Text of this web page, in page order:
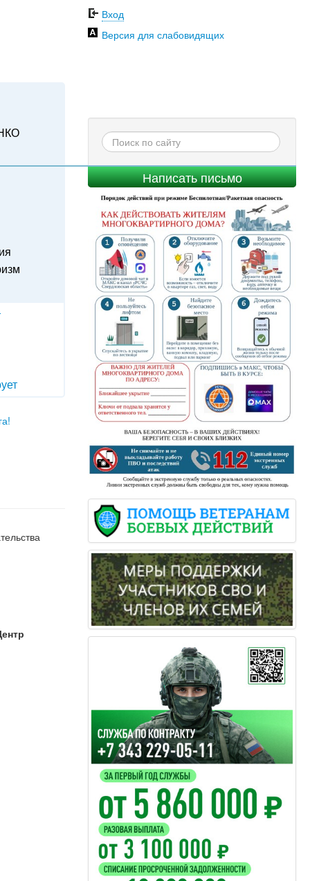
Вход
Версия для слабовидящих
Написать письмо